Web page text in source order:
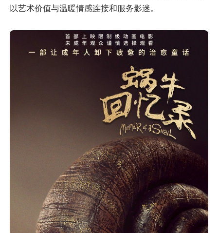
以艺术价值与温暖情感连接和服务影迷。